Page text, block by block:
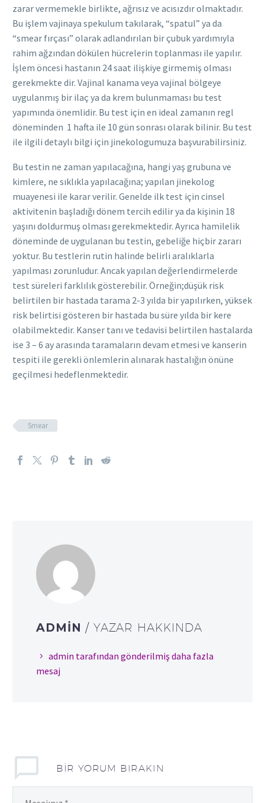
zarar vermemekle birlikte, ağrısız ve acısızdır olmaktadır.
Bu işlem vajinaya spekulum takılarak, “spatul” ya da
“smear fırçası” olarak adlandırılan bir çubuk yardımıyla
rahim ağzından dökülen hücrelerin toplanması ile yapılır.
İşlem öncesi hastanın 24 saat ilişkiye girmemiş olması
gerekmekte dir. Vajinal kanama veya vajinal bölgeye
uygulanmış bir ilaç ya da krem bulunmaması bu test
yapımında önemlidir. Bu test için en ideal zamanın regl
döneminden 1 hafta ile 10 gün sonrası olarak bilinir. Bu test
ile ilgili detaylı bilgi için jinekologumuza başvurabilirsiniz.
Bu testin ne zaman yapılacağına, hangi yaş grubuna ve
kimlere, ne sıklıkla yapılacağına; yapılan jinekolog
muayenesi ile karar verilir. Genelde ilk test için cinsel
aktivitenin başladığı dönem tercih edilir ya da kişinin 18
yaşını doldurmuş olması gerekmektedir. Ayrıca hamilelik
döneminde de uygulanan bu testin, gebeliğe hiçbir zararı
yoktur. Bu testlerin rutin halinde belirli aralıklarla
yapılması zorunludur. Ancak yapılan değerlendirmelerde
test süreleri farklılık gösterebilir. Örneğin;düşük risk
belirtilen bir hastada tarama 2-3 yılda bir yapılırken, yüksek
risk belirtisi gösteren bir hastada bu süre yılda bir kere
olabilmektedir. Kanser tanı ve tedavisi belirtilen hastalarda
ise 3 – 6 ay arasında taramaların devam etmesi ve kanserin
tespiti ile gerekli önlemlerin alınarak hastalığın önüne
geçilmesi hedeflenmektedir.
Smear
ADMIN / YAZAR HAKKINDA
admin tarafından gönderilmiş daha fazla
mesaj
BIR YORUM BIRAKIN